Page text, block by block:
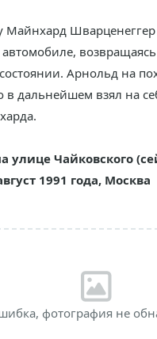
Майнхард Шварценеггер
автомобиле,
Арнольд на
в дальнейшем взял на
улице Чайковского
1991 года, Москва
фотография не